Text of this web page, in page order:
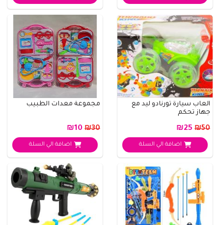
ألعاب سيارة تورنادو ليد مع
جهاز تحكم
₪50
اضافة الي السلة
مجموعة معدات الطبيب
₪30
اضافة الي السلة